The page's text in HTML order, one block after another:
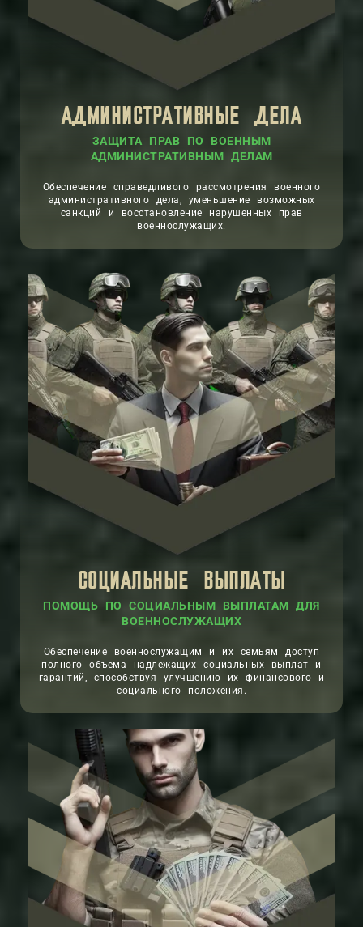
АДМИНИСТРАТИВНЫЕ ДЕЛА
ЗАЩИТА ПРАВ ПО ВОЕННЫМ
АДМИНИСТРАТИВНЫМ ДЕЛАМ
Обеспечение справедливого рассмотрения военного
административного дела, уменьшение возможных
санкций и восстановление нарушенных прав
военнослужащих.
СОЦИАЛЬНЫЕ ВЫПЛАТЫ
ПОМОЩЬ ПО СОЦИАЛЬНЫМ ВЫПЛАТАМ ДЛЯ
ВОЕННОСЛУЖАЩИХ
Обеспечение военнослужащим и их семьям доступ
полного объема надлежащих социальных выплат и
гарантий, способствуя улучшению их финансового и
социального положения.